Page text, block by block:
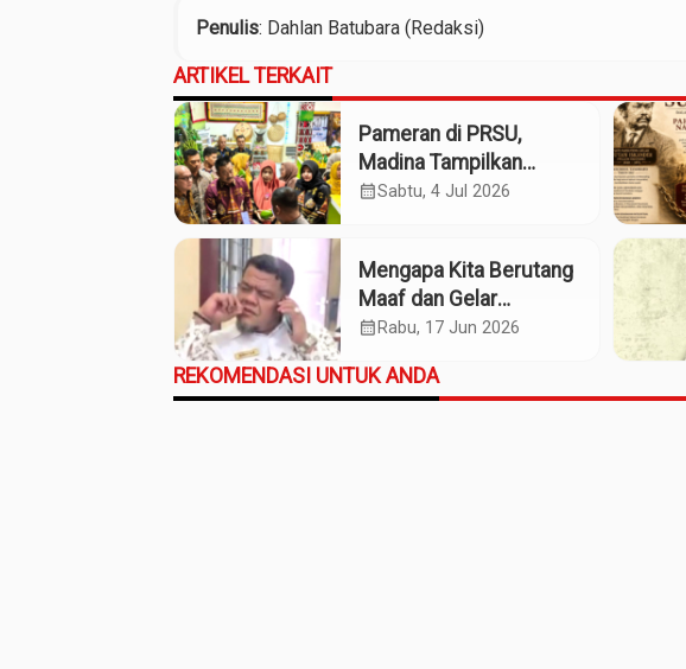
Penulis: Dahlan Batubara (Redaksi)
ARTIKEL TERKAIT
Pameran di PRSU,
Madina Tampilkan
Produk UMKM
calendar_monthSabtu, 4 Jul 2026
Mengapa Kita Berutang
Maaf dan Gelar
Pahlawan pada Sosok
calendar_month Rabu, 17 Jun 2026
REKOMENDASI UNTUK ANDA